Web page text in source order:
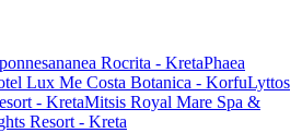
ananea Rocrita - KretaPhaea
Lux Me Costa Botanica - KorfuLyttos
- KretaMitsis Royal Mare Spa &
Resort - Kreta